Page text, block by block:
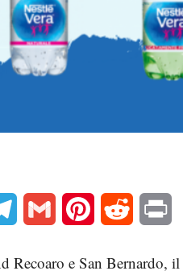
Telegram Gmail Pinterest Reddit
Recoaro e San Bernardo, il